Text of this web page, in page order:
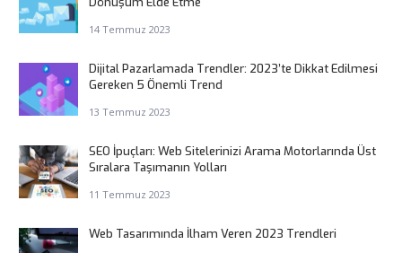
14 Temmuz 2023
Dijital Pazarlamada Trendler: 2023’te Dikkat Edilmesi
Gereken 5 Önemli Trend
13 Temmuz 2023
SEO İpuçları: Web Sitelerinizi Arama Motorlarında Üst
Sıralara Taşımanın Yolları
11 Temmuz 2023
Web Tasarımında İlham Veren 2023 Trendleri